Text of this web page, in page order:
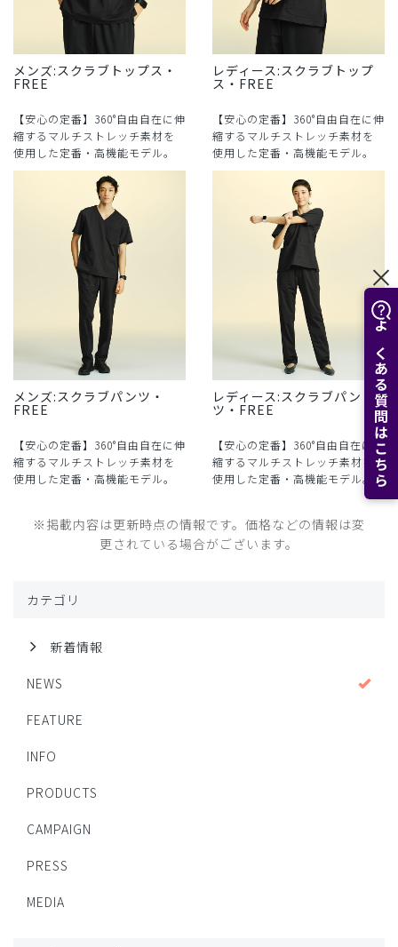
よくある質問はこちら
メンズ:スクラブトップス・
FREE
【安心の定番】360°自由自在に伸
縮するマルチストレッチ素材を
使用した定番・高機能モデル。
レディース:スクラブトップ
ス・FREE
【安心の定番】360°自由自在に伸
縮するマルチストレッチ素材を
使用した定番・高機能モデル。
メンズ:スクラブパンツ・
FREE
【安心の定番】360°自由自在に伸
縮するマルチストレッチ素材を
使用した定番・高機能モデル。
レディース:スクラブパン
ツ・FREE
【安心の定番】360°自由自在に伸
縮するマルチストレッチ素材を
使用した定番・高機能モデル。
※掲載内容は更新時点の情報です。価格などの情報は変
更されている場合がございます。
カテゴリ
新着情報
NEWS
FEATURE
INFO
PRODUCTS
CAMPAIGN
PRESS
MEDIA